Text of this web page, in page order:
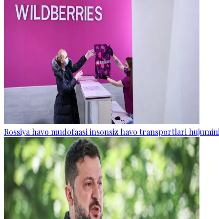
Rossiya havo mudofaasi insonsiz havo transportlari